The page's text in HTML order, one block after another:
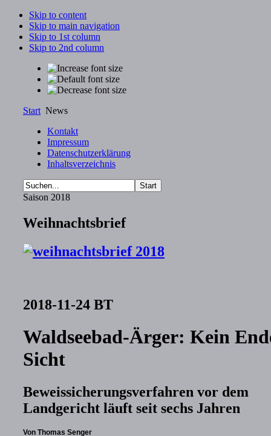
Skip to content
Skip to main navigation
Skip to 1st column
Skip to 2nd column
Start News
Kontakt
Impressum
Datenschutzerklärung
Inhaltsverzeichnis
Saison 2018
Weihnachtsbrief
2018-11-24 BT
Waldseebad-Ärger: Kein
Sicht
Beweissicherungsverfahren vor dem
Landgericht läuft seit sechs Jahren
Von Thomas Senger